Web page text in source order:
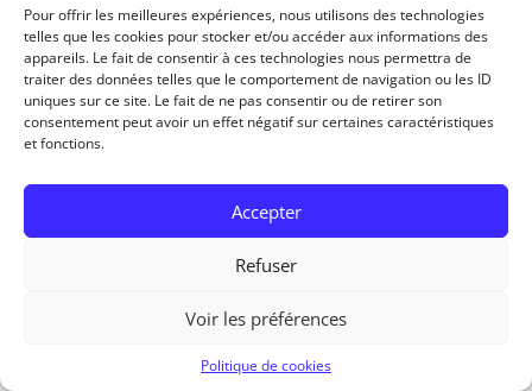
Pour offrir les meilleures expériences, nous utilisons des technologies
telles que les cookies pour stocker et/ou accéder aux informations des
appareils. Le fait de consentir à ces technologies nous permettra de
traiter des données telles que le comportement de navigation ou les ID
uniques sur ce site. Le fait de ne pas consentir ou de retirer son
consentement peut avoir un effet négatif sur certaines caractéristiques
et fonctions.
Accepter
Refuser
Voir les préférences
Politique de cookies
RedOhm, 2014